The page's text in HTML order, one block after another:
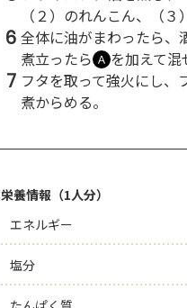
（２）のれんこん、（
6 全体に油がまわったら、
煮立ったら Ａ を加えて混
7 フタを取って強火にし
煮からめる。
栄養情報（1人分）
エネルギー
塩分